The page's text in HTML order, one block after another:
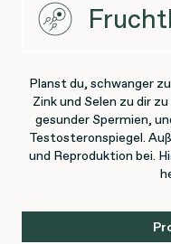
Planst du, schwanger
Zink und Selen zu dir
gesunder Spermien,
Testosteronspiegel.
und Reproduktion bei.